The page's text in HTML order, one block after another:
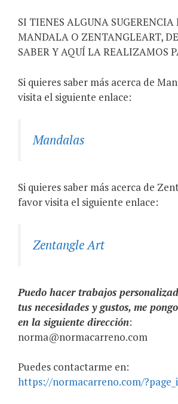
SI TIENES ALGUNA SUGERENCIA
MANDALA O ZENTANGLEART,
SABER Y AQUÍ LA REALIZAMOS
Si quieres saber más acerca de
visita el siguiente enlace:
Mandalas
Si quieres saber más acerca de
favor visita el siguiente enlace:
Zentangle Art
Puedo hacer trabajos
tus necesidades y gustos, me
en la siguiente dirección:
norma@normacarreno.com
Puedes contactarme en:
https://normacarreno.com/